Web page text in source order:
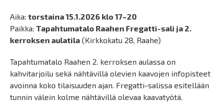
Aika: torstaina 15.1.2026 klo 17–20
Paikka: Tapahtumatalo Raahen Fregatti-sali ja 2.
kerroksen aulatila (Kirkkokatu 28, Raahe)
Tapahtumatalo Raahen 2. kerroksen aulassa on
kahvitarjoilu sekä nähtävillä olevien kaavojen infopisteet
avoinna koko tilaisuuden ajan. Fregatti-salissa esitellään
tunnin välein kolme nähtävillä olevaa kaavatyötä.